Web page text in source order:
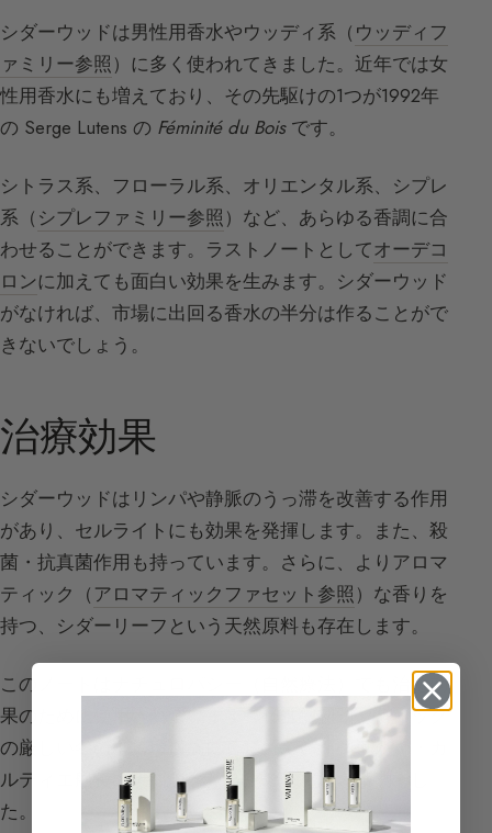
シダーウッドは男性用香水やウッディ系（ ウッディフ
ァミリー参照 ）に多く使われてきました。近年では女
性用香水にも増えており、その先駆けの1つが1992年
の Serge Lutens の Féminité du Boisです。
シトラス系、フローラル系、オリエンタル系、シプレ
系（ シプレファミリー参照 ）など、あらゆる香調に合
わせることができます。ラストノートとしてオーデコ
ロンに加えても面白い効果を生みます。シダーウッド
がなければ、市場に出回る香水の半分は作ることがで
きないでしょう。
治療効果
シダーウッドはリンパや静脈のうっ滞を改善する作用
があり、セルライトにも効果を発揮します。また、殺
菌・抗真菌作用も持っています。さらに、よりアロマ
ティック（ アロマティックファセット参照 ）な香りを
持つ、シダーリーフという天然原料も存在します。
このノートはナチュロパシー（自然療法）でも治癒効
果のために使用されています。16世紀初頭、ケベック
の厳しい冬の中で壊血病に苦しんでいたジャック・カ
ルティエ船長の乗組員を救ったのも、この植物でし
た。